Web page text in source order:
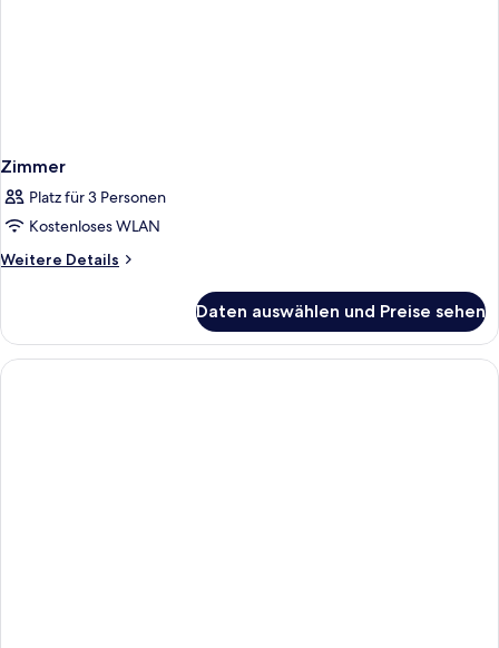
Zimmer
Platz für 3 Personen
Kostenloses WLAN
Weitere Details
Weitere
Daten auswählen und Preise sehen